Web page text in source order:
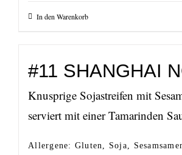
In den Warenkorb
#11 SHANGHAI
Knusprige Sojastreifen mit
serviert mit einer Tamarinden
Allergene: Gluten, Soja,